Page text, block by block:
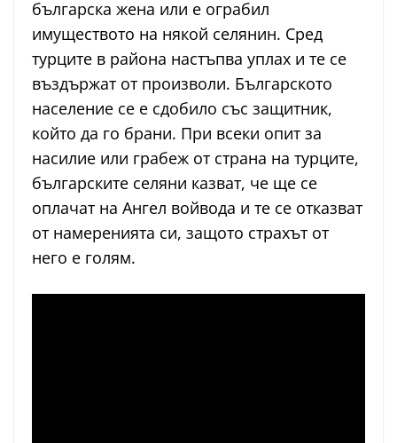
българска жена или е ограбил
имуществото на някой селянин. Сред
турците в района настъпва уплах и те се
въздържат от произволи. Българското
население се е сдобило със защитник,
който да го брани. При всеки опит за
насилие или грабеж от страна на турците,
българските селяни казват, че ще се
оплачат на Ангел войвода и те се отказват
от намеренията си, защото страхът от
него е голям.